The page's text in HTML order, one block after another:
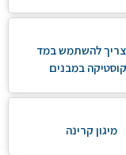
להשתמש במד
במבנים
מיגון קרינה